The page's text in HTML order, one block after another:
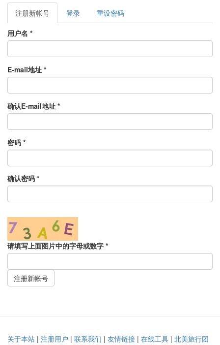
Primary
tabs
注册新帐号 (active
tab)
登录 重设密码
用户名 *
E-mail地址 *
确认E-mail地址 *
密码 *
确认密码 *
请填写上面图片中的字母或数字 *
注册新帐号
关于本站 | 注册用户 | 联系我们 | 友情链接 | 在线工具 | 北美旅行团